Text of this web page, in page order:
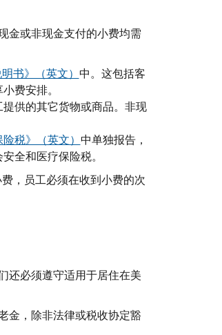
金或非现金支付的小费均需
书》（英文） 中。这包括客
费安排。
供的其它货物或商品。非现
税》（英文） 中单独报告，
全和医疗保险税。
，员工必须在收到小费的次
还必须遵守适用于居住在美
金，除非法律或税收协定豁